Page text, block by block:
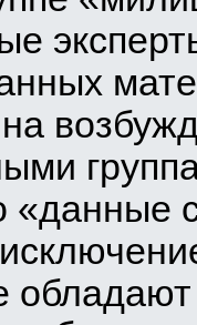
«данные